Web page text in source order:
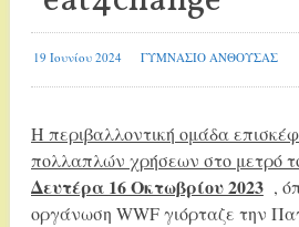
19 Ιουνίου 2024 ΓΥΜΝΑΣΙΟ ΑΝΘΟΥΣΑΣ
H περιβαλλοντική ομάδα
πολλαπλών χρήσεων στο μετρό
Δευτέρα 16 Οκτωβρίου 2023,
οργάνωση WWF γιόρταζε την